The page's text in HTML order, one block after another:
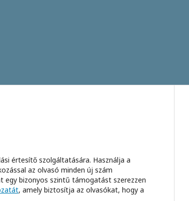
értesítő szolgáltatására. Használja a
az olvasó minden új szám
egy bizonyos szintű támogatást szerezzen
, amely biztosítja az olvasókat, hogy a